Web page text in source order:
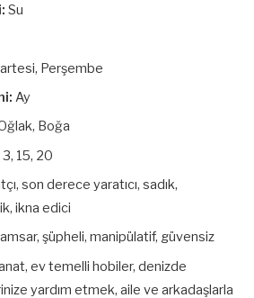
Su
Perşembe
Ay
Boğa
3, 15, 20
son derece yaratıcı, sadık,
ikna edici
şüpheli, manipülatif, güvensiz
ev temelli hobiler, denizde
yardım etmek, aile ve arkadaşlarla